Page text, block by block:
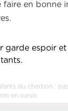
faire en bonne
garde espoir
du charbon :
en sursis